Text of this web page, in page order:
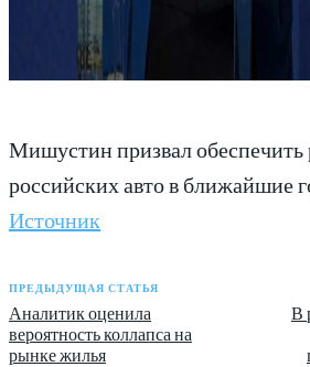
Мишустин призвал обеспечить
российских авто в ближайшие
Источник
ПРЕДЫДУЩАЯ СТАТЬЯ
Аналитик оценила
вероятность коллапса на
рынке жилья
В